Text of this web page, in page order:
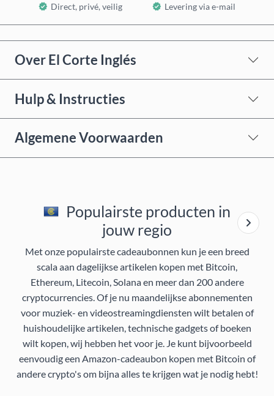
Direct, privé, veilig Levering via e-mail
Over El Corte Inglés
Hulp & Instructies
Algemene Voorwaarden
Populairste producten in
jouw regio
Met onze populairste cadeaubonnen kun je een breed
scala aan dagelijkse artikelen kopen met Bitcoin,
Ethereum, Litecoin, Solana en meer dan 200 andere
cryptocurrencies. Of je nu maandelijkse abonnementen
voor muziek- en videostreamingdiensten wilt betalen of
huishoudelijke artikelen, technische gadgets of boeken
wilt kopen, wij hebben het voor je. Je kunt bijvoorbeeld
eenvoudig een Amazon-cadeaubon kopen met Bitcoin of
andere crypto's om bijna alles te krijgen wat je nodig hebt!